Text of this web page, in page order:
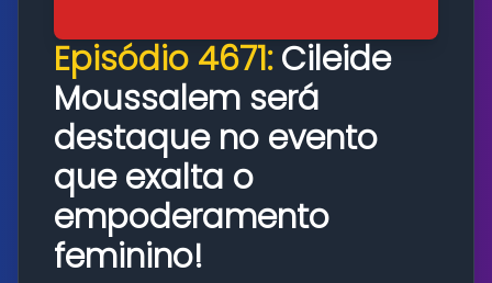
Episódio 4671:Cileide
Moussalem será
destaque no evento
que exalta o
empoderamento
feminino!